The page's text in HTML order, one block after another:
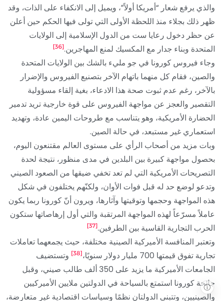
والذي يرفع شعار “أمريكا أولاً”، ويميل إلى الانكفاء على الذات، وقد
ظهر ذلك بجلاء منذ اللحظة الأولى التي تولى فيها الحكم حين أعلن
عن حظر دخول رعايا ست من الدول الإسلامية إلى الولايات
المتحدة وبناء جدار مع المكسيك لمنع المهاجرين.[36]
وجاء فيروس كورونا في جو مليء بالشك بين الولايات المتحدة
والصين، فقام كل منهما باتهام الآخر بتصنيع الفيروس والإضرار
بالآخر، رغم عدم ثبوت صحة هذا الادعاء، بغية إلقاء مسؤولية
التقصير والعجز عن مواجهة الفيروس على قوة خارجية تريد تدمير
الحضارة الأمريكية، وهو يتناسب مع طروحات اليمين عادة، وتهديد
استعماري غير مستبعد، في حالة الصين.
وبات مزيد من أصحاب الرأي على مستوى العالم مقتنعون اليوم،
بحصول مواجهة كبيرة بين البلدين في مدى منظور، نتيجة لحدة
التصريحات الأمريكية التي لم تعد تخفي ضيقها من الصعود الصيني
وتدعو لوضع حد له قبل فوات الأوان، ولكنّهم يختلفون في شكل
هذه المواجهة وحجمها وتوقيتها وآثارها، ويرون أنّ كورونا ربما يكون
عاملاً مسرّعاً لهذه المواجهة المرتقبة والتي أول إرهاصاتها ستكون
الحرب التجارية القاسية بين الطرفين.[37]
وتعتبر المنافسة الأميركية الصينية مختلفة، حيث يجمعهما تعاملات
تجارية تفوق قيمتها 700 مليار دولار سنويًا،
[38]
وتستضيف
الجامعات الأميركية ما يزيد على 350 ألف طالب صيني، وقبل
جائحة كورونا استمتع بالسياحة في الدولتين ملايين الأميركيين
والصينيين، وتتبنى الدولتان نظمًا وسياسات اقتصادية غير متعارضة،
ⓘ